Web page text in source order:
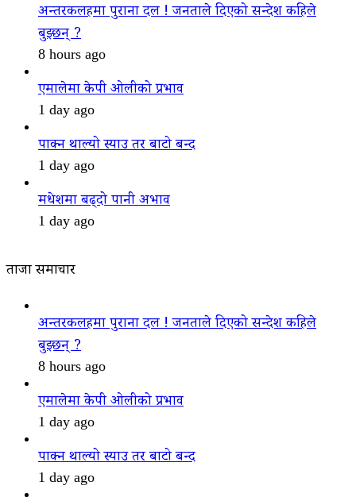
अन्तरकलहमा पुराना दल ! जनताले दिएको सन्देश कहिले
बुझ्छन् ?
8 hours ago
एमालेमा केपी ओलीको प्रभाव
1 day ago
पाक्न थाल्यो स्याउ तर बाटो बन्द
1 day ago
मधेशमा बढ्दो पानी अभाव
1 day ago
ताजा समाचार
अन्तरकलहमा पुराना दल ! जनताले दिएको सन्देश कहिले
बुझ्छन् ?
8 hours ago
एमालेमा केपी ओलीको प्रभाव
1 day ago
पाक्न थाल्यो स्याउ तर बाटो बन्द
1 day ago